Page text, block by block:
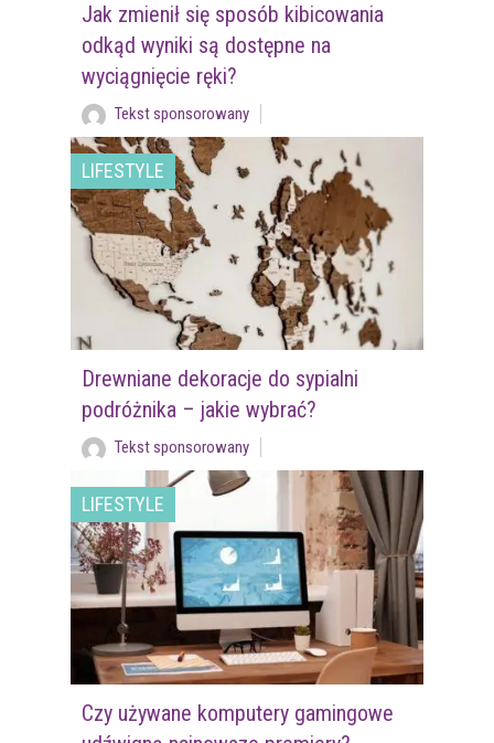
Jak zmienił się sposób kibicowania
odkąd wyniki są dostępne na
wyciągnięcie ręki?
Tekst sponsorowany
LIFESTYLE
Drewniane dekoracje do sypialni
podróżnika – jakie wybrać?
Tekst sponsorowany
LIFESTYLE
Czy używane komputery gamingowe